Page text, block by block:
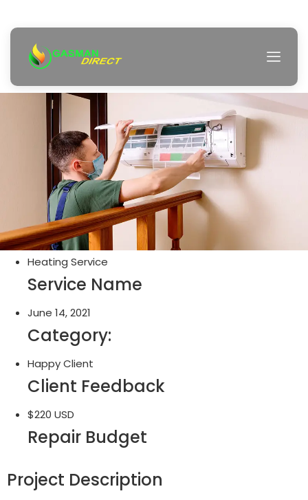
Heating Service
Service Name
June 14, 2021
Category:
Happy Client
Client Feedback
$220 USD
Repair Budget
Project Description